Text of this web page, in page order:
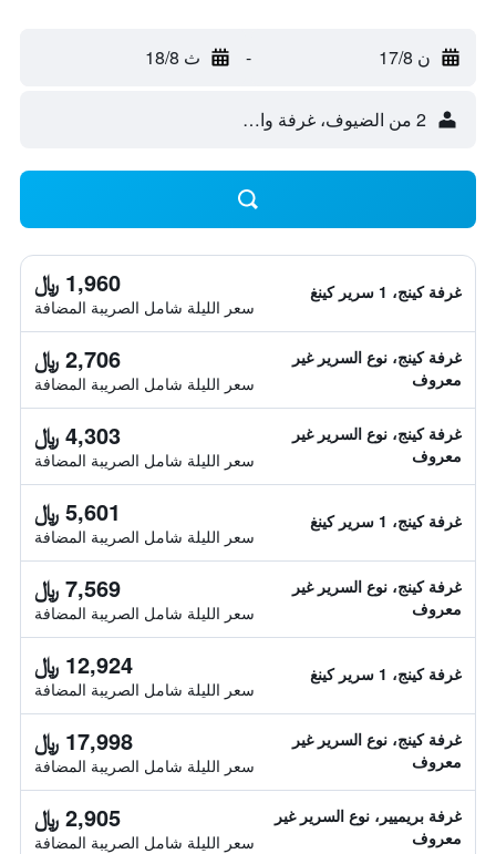
ن 17/8 - ث 18/8
2 من الضيوف، غرفة واحدة
غرفة كينج، 1 سرير كينغ 1,960 ﷼
سعر الليلة شامل الصريبة المضافة
غرفة كينج، نوع السرير غير
معروف
2,706 ﷼
سعر الليلة شامل الصريبة المضافة
غرفة كينج، نوع السرير غير
معروف
4,303 ﷼
سعر الليلة شامل الصريبة المضافة
غرفة كينج، 1 سرير كينغ 5,601 ﷼
سعر الليلة شامل الصريبة المضافة
غرفة كينج، نوع السرير غير
معروف
7,569 ﷼
سعر الليلة شامل الصريبة المضافة
غرفة كينج، 1 سرير كينغ 12,924 ﷼
سعر الليلة شامل الصريبة المضافة
غرفة كينج، نوع السرير غير
معروف
17,998 ﷼
سعر الليلة شامل الصريبة المضافة
غرفة بريميير، نوع السرير غير
معروف
2,905 ﷼
سعر الليلة شامل الصريبة المضافة